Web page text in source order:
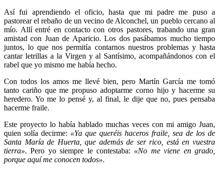
Así fui aprendiendo el oficio, hasta que mi padre me puso a
pastorear el rebaño de un vecino de Alconchel, un pueblo cercano al
mío. Allí entré en contacto con otros pastores, trabando una gran
amistad con Juan de Aparicio. Los dos pasábamos mucho tiempo
juntos, lo que nos permitía contarnos nuestros problemas y hasta
cantar letrillas a la Virgen y al Santísimo, acompañándonos con el
rabel que yo mismo me había hecho.
Con todos los amos me llevé bien, pero Martín García me tomó
tanto cariño que me propuso adoptarme corno hijo y hacerme su
heredero. Yo me lo pensé y, al final, le dije que no, pues pensaba
hacerme fraile.
Este proyecto lo había hablado muchas veces con mi amigo Juan,
quien solía decirme: «Ya que queréis haceros fraile, sea de los de
Santa María de Huerta, que además de ser rico, está en vuestra
tierra». Pero yo siempre le contestaba: «No me viene en grado,
porque aquí me conocen todos».